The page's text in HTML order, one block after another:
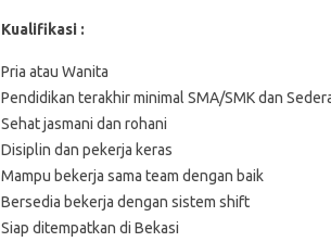
Kualifikasi :
Pria atau Wanita
Pendidikan terakhir minimal SMA/SMK dan
Sehat jasmani dan rohani
Disiplin dan pekerja keras
Mampu bekerja sama team dengan baik
Bersedia bekerja dengan sistem shift
Siap ditempatkan di Bekasi